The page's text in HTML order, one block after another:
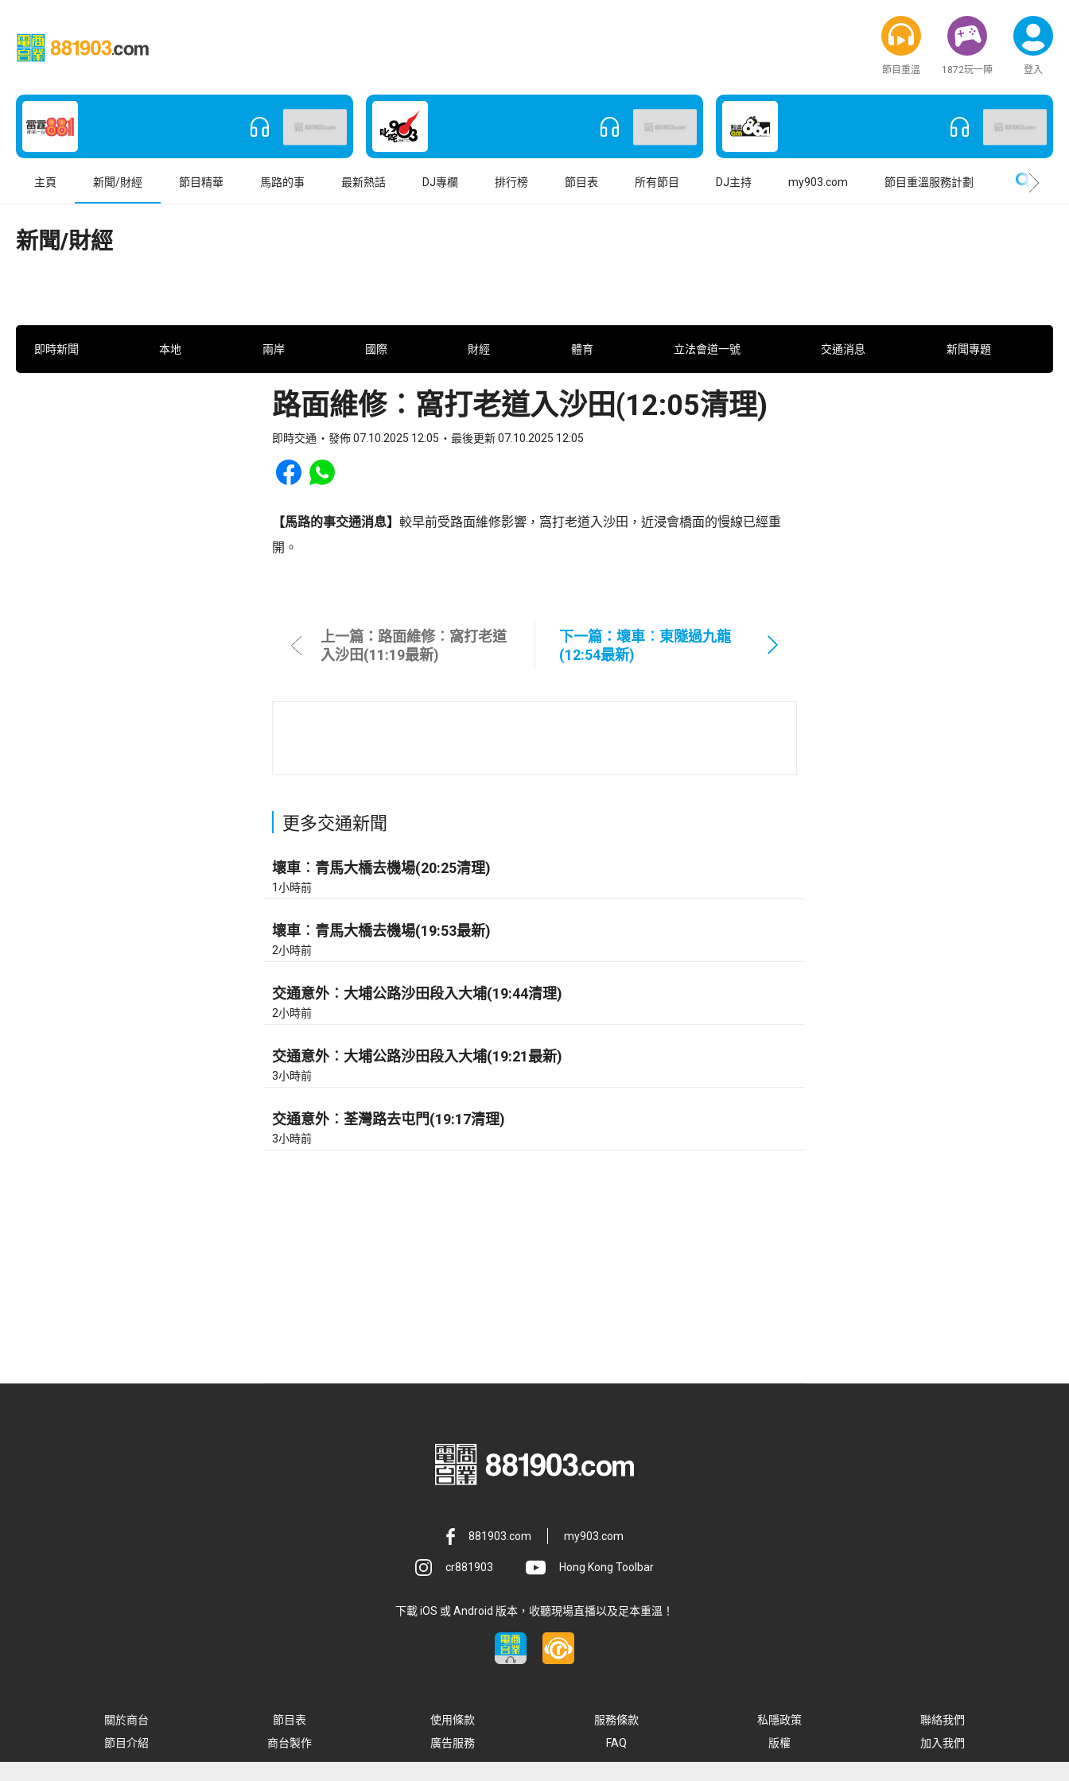
節目重溫 1872玩一陣 登入
主頁 新聞/財經 節目精華 馬路的事 最新熱話 DJ專欄 排行榜 節目表 所有節目 DJ主持 my903.com 節目重溫服務計劃
新聞/財經
即時新聞 本地 兩岸 國際 財經 體育 立法會道一號 交通消息 新聞專題
路面維修︰窩打老道入沙田(12:05清理)
即時交通 發佈 07.10.2025 12:05 最後更新 07.10.2025 12:05
Share to Facebook
Share to WhatsApp
【馬路的事交通消息】 較早前受路面維修影響，窩打老道入沙田，近浸會橋面的慢線已經重
開。
上一篇：路面維修︰窩打老道
入沙田(11:19最新)
下一篇：壞車︰東隧過九龍
(12:54最新)
更多交通新聞
壞車︰青馬大橋去機場(20:25清理)
1小時前
壞車︰青馬大橋去機場(19:53最新)
2小時前
交通意外︰大埔公路沙田段入大埔(19:44清理)
2小時前
交通意外︰大埔公路沙田段入大埔(19:21最新)
3小時前
交通意外︰荃灣路去屯門(19:17清理)
3小時前
881903.com my903.com
cr881903 Hong Kong Toolbar
下載 iOS 或 Android 版本，收聽現場直播以及足本重溫！
關於商台 節目表 使用條款 服務條款 私隱政策
聯絡我們
節目介紹
商台製作 廣告服務 FAQ 版權 加入我們